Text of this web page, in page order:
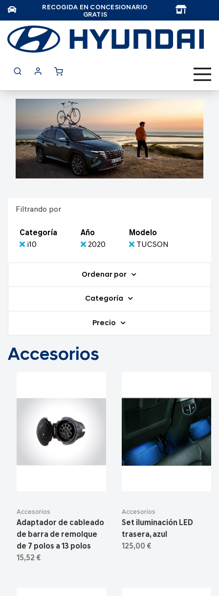
RECOGIDA EN CONCESIONARIO
GRATIS
Filtrando por
Categoría
i10
Año
2020
Modelo
TUCSON
Ordenar por
Categoría
Precio
Accesorios
Accesorios
Adaptador de cableado
de barra de remolque
de 7 polos a 13 polos
15,52 €
Accesorios
Set iluminación LED
trasera, azul
125,00 €